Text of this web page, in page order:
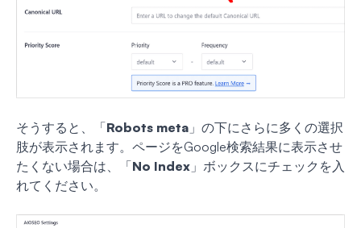
そうすると、「Robots meta 」の下にさらに多くの選択
肢が表示されます。ページをGoogle検索結果に表示させ
たくない場合は、「No Index 」ボックスにチェックを入
れてください。